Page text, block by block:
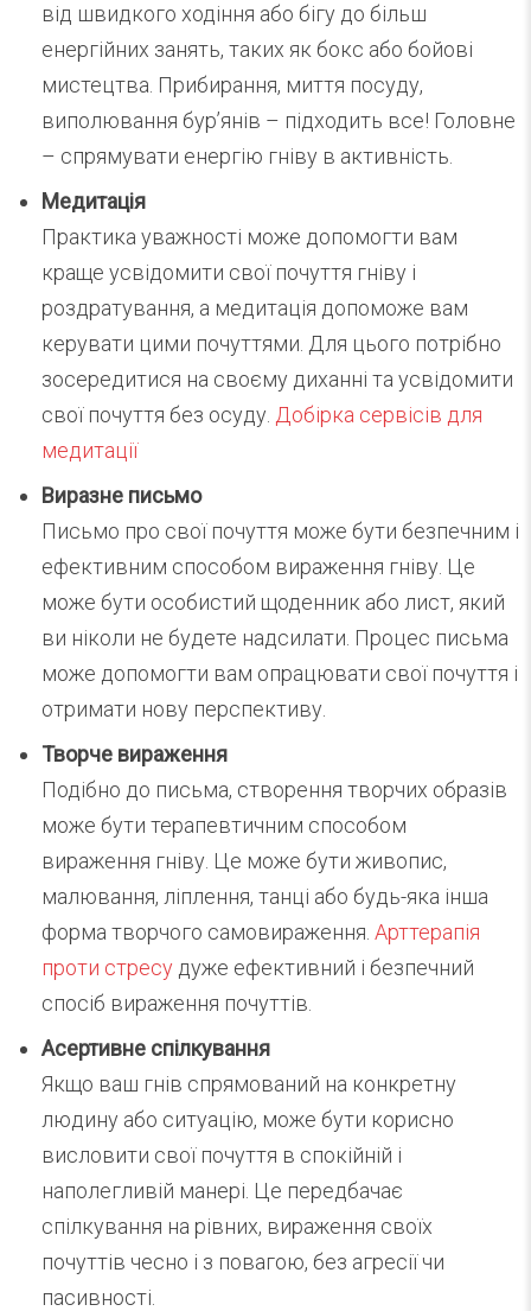
від швидкого ходіння або бігу до більш
енергійних занять, таких як бокс або бойові
мистецтва. Прибирання, миття посуду,
виполювання бур’янів – підходить все! Головне
– спрямувати енергію гніву в активність.
Медитація
Практика уважності може допомогти вам
краще усвідомити свої почуття гніву і
роздратування, а медитація допоможе вам
керувати цими почуттями. Для цього потрібно
зосередитися на своєму диханні та усвідомити
свої почуття без осуду. Добірка сервісів для
медитації
Виразне письмо
Письмо про свої почуття може бути безпечним і
ефективним способом вираження гніву. Це
може бути особистий щоденник або лист, який
ви ніколи не будете надсилати. Процес письма
може допомогти вам опрацювати свої почуття і
отримати нову перспективу.
Творче вираження
Подібно до письма, створення творчих образів
може бути терапевтичним способом
вираження гніву. Це може бути живопис,
малювання, ліплення, танці або будь-яка інша
форма творчого самовираження. Арттерапія
проти стресу дуже ефективний і безпечний
спосіб вираження почуттів.
Асертивне спілкування
Якщо ваш гнів спрямований на конкретну
людину або ситуацію, може бути корисно
висловити свої почуття в спокійній і
наполегливій манері. Це передбачає
спілкування на рівних, вираження своїх
почуттів чесно і з повагою, без агресії чи
пасивності.